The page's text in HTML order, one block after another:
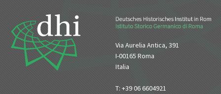
Via Aurelia Antica, 391
I-00165 Roma
Italia
T: +39 06 6604921